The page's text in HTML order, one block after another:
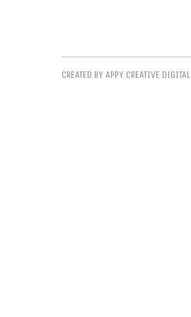
CREATED BY APPY CREATIVE DIGITAL